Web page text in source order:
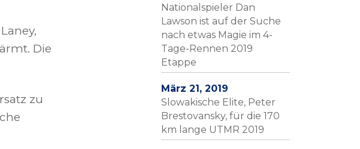
Die
zu
Nationalspieler Dan
Lawson ist auf der Suche
nach etwas Magie im 4-
Tage-Rennen 2019
Etappe
März 21, 2019
Slowakische Elite, Peter
Brestovansky, für die 170
km lange UTMR 2019